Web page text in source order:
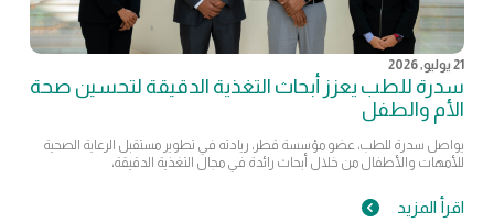
21 يوليو, 2026
سدرة للطب يعزز أبحاث التغذية الدقيقة لتحسين صحة
الأم والطفل
يواصل سدرة للطب، عضو مؤسسة قطر، ريادته في تطوير مستقبل الرعاية الصحية
للأمهات والأطفال من خلال أبحاث رائدة في مجال التغذية الدقيقة،
اقرأ المزيد